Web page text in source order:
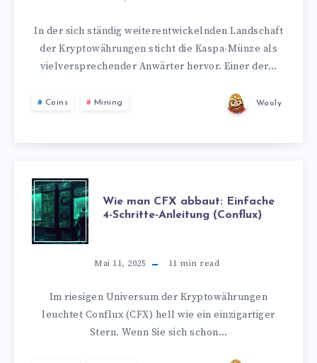
In der sich ständig weiterentwickelnden Landschaft
der Kryptowährungen sticht die Kaspa-Münze als
vielversprechender Anwärter hervor. Einer der…
Coins Mining Wooly
Wie man CFX abbaut: Einfache
4-Schritte-Anleitung (Conflux)
Mai 11, 2025 11 min read
Im riesigen Universum der Kryptowährungen
leuchtet Conflux (CFX) hell wie ein einzigartiger
Stern. Wenn Sie sich schon…